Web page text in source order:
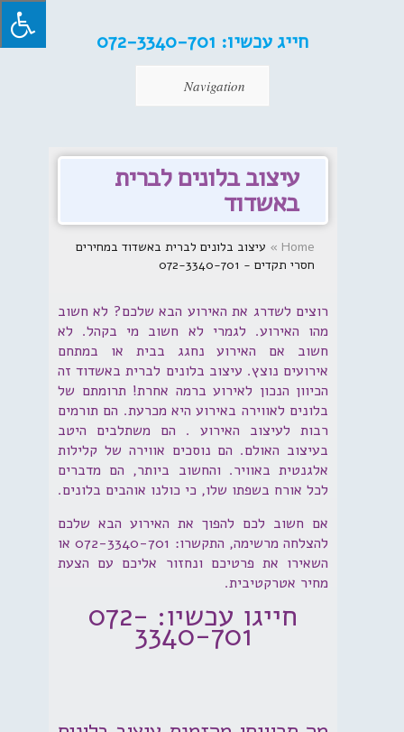
חייג עכשיו:
Navigation
עיצוב בלונים לברית
באשדוד
Home
» עיצוב בלונים לברית באשדוד במחירים
חסרי תקדים - 072-3340-701
רוצים לשדרג את האירוע הבא שלכם? לא חשוב
מהו האירוע. לגמרי לא חשוב מי בקהל. לא
חשוב אם האירוע נחגג בבית או במתחם
אירועים נוצץ. עיצוב בלונים לברית באשדוד זה
הכיוון הנכון לאירוע ברמה אחרת! תרומתם של
בלונים לאווירה באירוע היא מכרעת. הם תורמים
רבות לעיצוב האירוע . הם משתלבים היטב
בעיצוב האולם. הם נוסכים אווירה של קלילות
אלגנטית באוויר. והחשוב ביותר, הם מדברים
לכל אורח בשפתו שלו, כי כולנו אוהבים בלונים.
אם חשוב לכם להפוך את האירוע הבא שלכם
להצלחה מרשימה, התקשרו: 072-3340-701 או
השאירו את פרטיכם ונחזור אליכם עם הצעת
מחיר אטרקטיבית.
חייגו עכשיו: 072-
3340-701